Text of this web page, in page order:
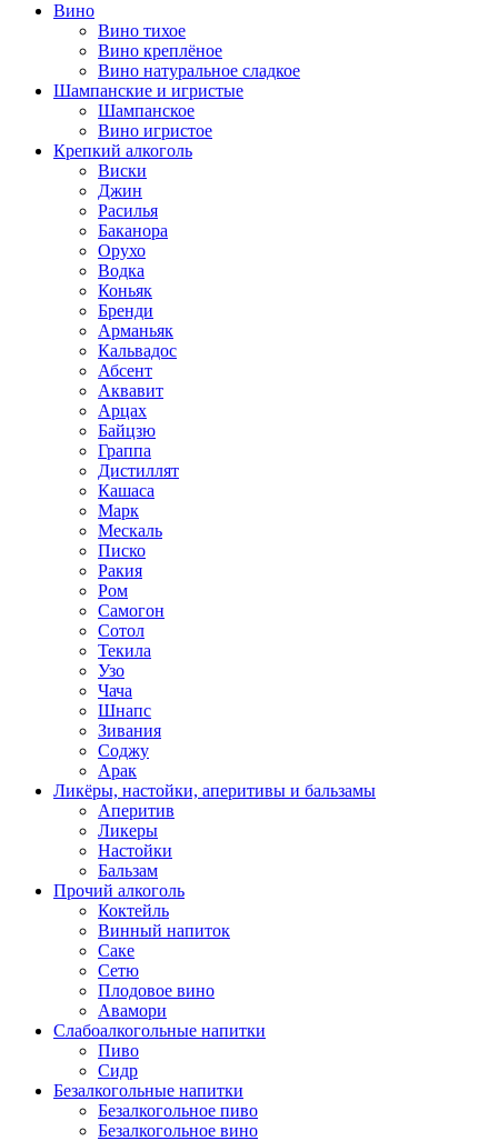
Вино
Вино тихое
Вино креплёное
Вино натуральное сладкое
Шампанские и игристые
Шампанское
Вино игристое
Крепкий алкоголь
Виски
Джин
Расилья
Баканора
Орухо
Водка
Коньяк
Бренди
Арманьяк
Кальвадос
Абсент
Аквавит
Арцах
Байцзю
Граппа
Дистиллят
Кашаса
Марк
Мескаль
Писко
Ракия
Ром
Самогон
Сотол
Текила
Узо
Чача
Шнапс
Зивания
Соджу
Арак
Ликёры, настойки, аперитивы и бальзамы
Аперитив
Ликеры
Настойки
Бальзам
Прочий алкоголь
Коктейль
Винный напиток
Саке
Сетю
Плодовое вино
Авамори
Слабоалкогольные напитки
Пиво
Сидр
Безалкогольные напитки
Безалкогольное пиво
Безалкогольное вино